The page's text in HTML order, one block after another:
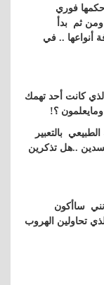
فوري
ثم بدأ
أنواعها .. في
كانت أحد تهمك
؟!
بالتعبير
..هل تذكرين
ساأكون
تحاولين الهروب